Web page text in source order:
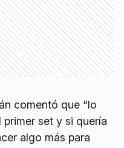
comentó que “lo
set y si quería
algo más para